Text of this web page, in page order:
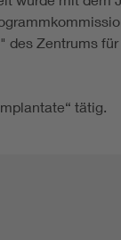
des Zentrums für
tätig.